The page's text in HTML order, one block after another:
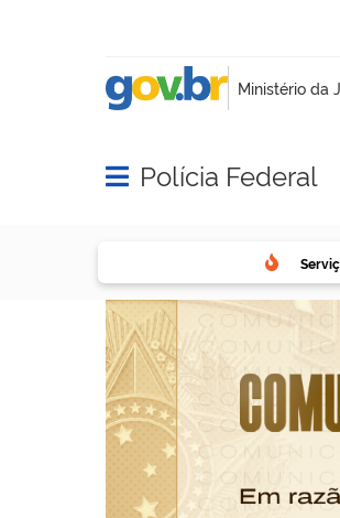
Abrir menu principal de
Polícia Federal